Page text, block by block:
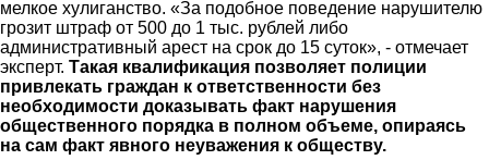
мелкое хулиганство. «За подобное поведение нарушителю
грозит штраф от 500 до 1 тыс. рублей либо
административный арест на срок до 15 суток», - отмечает
эксперт. Такая квалификация позволяет полиции
привлекать граждан к ответственности без
необходимости доказывать факт нарушения
общественного порядка в полном объеме, опираясь
на сам факт явного неуважения к обществу.